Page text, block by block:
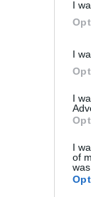
I
I
I
I
of
νεκρή...